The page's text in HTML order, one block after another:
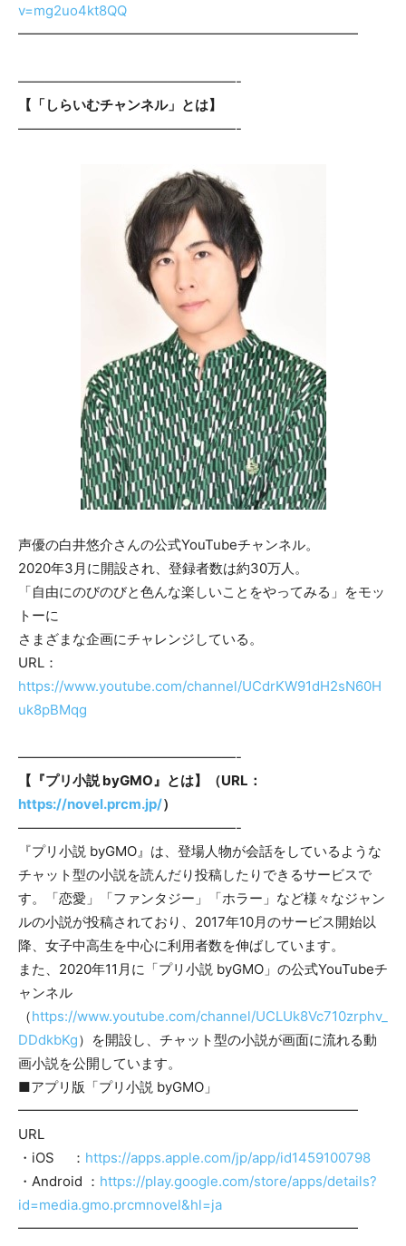
v=mg2uo4kt8QQ
━━━━━━━━━━━━━━━━━━━━━━━━━
————————————————-
【「しらいむチャンネル」とは】
————————————————-
声優の白井悠介さんの公式YouTubeチャンネル。
2020年3月に開設され、登録者数は約30万人。
「自由にのびのびと色んな楽しいことをやってみる」をモッ
トーに
さまざまな企画にチャレンジしている。
URL：
https://www.youtube.com/channel/UCdrKW91dH2sN60H
uk8pBMqg
————————————————-
【『プリ小説 byGMO』とは】（URL：
https://novel.prcm.jp/）
————————————————-
『プリ小説 byGMO』は、登場人物が会話をしているような
チャット型の小説を読んだり投稿したりできるサービスで
す。「恋愛」「ファンタジー」「ホラー」など様々なジャン
ルの小説が投稿されており、2017年10月のサービス開始以
降、女子中高生を中心に利用者数を伸ばしています。
また、2020年11月に「プリ小説 byGMO」の公式YouTubeチ
ャンネル
（https://www.youtube.com/channel/UCLUk8Vc710zrphv_
DDdkbKg）を開設し、チャット型の小説が画面に流れる動
画小説を公開しています。
■アプリ版「プリ小説 byGMO」
━━━━━━━━━━━━━━━━━━━━━━━━━
URL
・iOS ： https://apps.apple.com/jp/app/id1459100798
・Android ： https://play.google.com/store/apps/details?
id=media.gmo.prcmnovel&hl=ja
━━━━━━━━━━━━━━━━━━━━━━━━━